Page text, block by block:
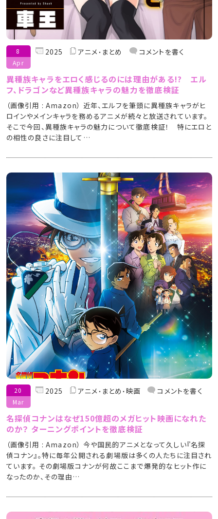
8
Apr
2025 アニメ まとめ コメントを書く
異種族キャラをエロく感じるのには理由がある!? エル
フ、ドラゴンなど異種族キャラの魅力を徹底検証
（画像引用 : Amazon） 近年、エルフを筆頭に異種族キャラがヒ
ロインやメインキャラを務めるアニメが続々と放送されています。
そこで今回、異種族キャラの魅力について徹底検証！ 特にエロと
の相性の良さに注目して…
20
Mar
2025 アニメ まとめ 映画 コメントを書く
名探偵コナンはなぜ150億超のメガヒット映画になれた
のか？ ターニングポイントを徹底検証
（画像引用 : Amazon） 今や国民的アニメとなって久しい『名探
偵コナン』。特に毎年公開される劇場版は多くの人たちに注目され
ています。 その劇場版コナンが何故ここまで爆発的なヒット作に
なったのか、その理由…